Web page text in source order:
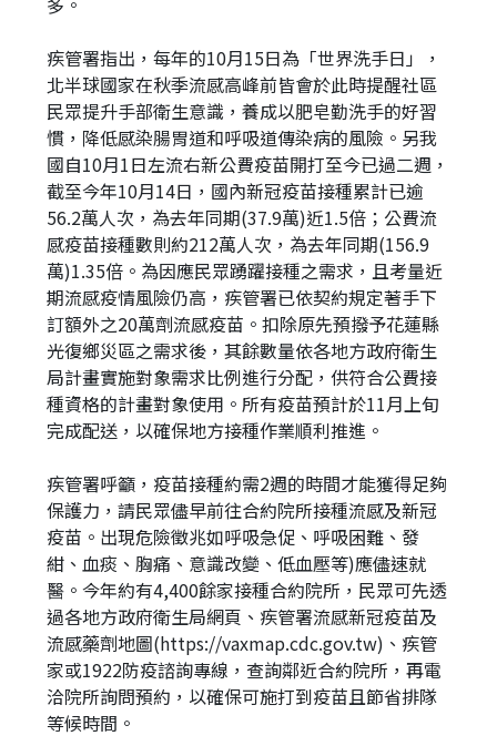
疾管署指出，每年的10月15日為「世界洗手日」，
北半球國家在秋季流感高峰前皆會於此時提醒社區
民眾提升手部衛生意識，養成以肥皂勤洗手的好習
慣，降低感染腸胃道和呼吸道傳染病的風險。另我
國自10月1日左流右新公費疫苗開打至今已過二週，
截至今年10月14日，國內新冠疫苗接種累計已逾
56.2萬人次，為去年同期(37.9萬)近1.5倍；公費流
感疫苗接種數則約212萬人次，為去年同期(156.9
萬)1.35倍。為因應民眾踴躍接種之需求，且考量近
期流感疫情風險仍高，疾管署已依契約規定著手下
訂額外之20萬劑流感疫苗。扣除原先預撥予花蓮縣
光復鄉災區之需求後，其餘數量依各地方政府衛生
局計畫實施對象需求比例進行分配，供符合公費接
種資格的計畫對象使用。所有疫苗預計於11月上旬
完成配送，以確保地方接種作業順利推進。
疾管署呼籲，疫苗接種約需2週的時間才能獲得足夠
保護力，請民眾儘早前往合約院所接種流感及新冠
疫苗。出現危險徵兆如呼吸急促、呼吸困難、發
紺、血痰、胸痛、意識改變、低血壓等)應儘速就
醫。今年約有4,400餘家接種合約院所，民眾可先透
過各地方政府衛生局網頁、疾管署流感新冠疫苗及
流感藥劑地圖(https://vaxmap.cdc.gov.tw)、疾管
家或1922防疫諮詢專線，查詢鄰近合約院所，再電
洽院所詢問預約，以確保可施打到疫苗且節省排隊
等候時間。